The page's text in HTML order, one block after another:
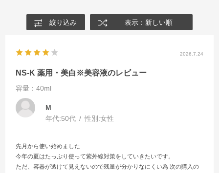
絞り込み 表示：新しい順
2026.7.24
NS-K 薬用・美白※美容液のレビュー
容量：40ml
M
年代:50代 性別:女性
先月から使い始めました
今年の夏はたっぷり使って紫外線対策をしていきたいです。
ただ、容器が透けて見えないので残量が分かりなにくい為 次の購入の